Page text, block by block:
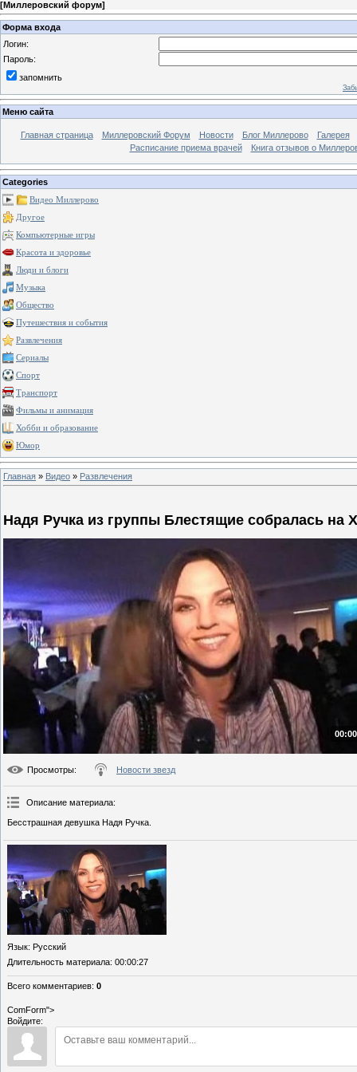
[Миллеровский форум]
Форма входа
Логин:
Пароль:
запомнить
Меню сайта
Главная страница Миллеровский Форум Новости Блог Миллерово
Галерея
Расписание приема врачей
Книга отзывов о
Categories
Видео Миллерово
Другое
Компьютерные игры
Красота и здоровье
Люди и блоги
Музыка
Общество
Путешествия и события
Развлечения
Сериалы
Спорт
Транспорт
Фильмы и анимация
Хобби и образование
Юмор
Главная » Видео » Развлечения
Надя Ручка из группы Блестящие собралась на
Просмотры: Новости звезд
Описание материала:
Бесстрашная девушка Надя Ручка.
Язык: Русский
Длительность материала: 00:00:27
Всего комментариев: 0
ComForm">
Войдите: